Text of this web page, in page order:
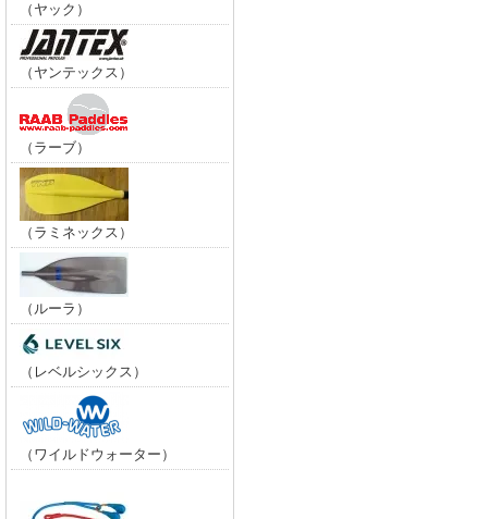
（ヤック）
（ヤンテックス）
（ラーブ）
（ラミネックス）
（ルーラ）
（レベルシックス）
（ワイルドウォーター）